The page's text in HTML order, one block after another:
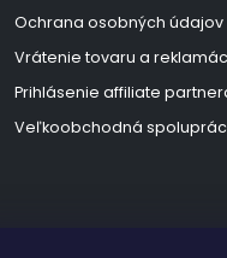
Ochrana osobných údajov
Vrátenie tovaru a
Prihlásenie affiliate
Veľkoobchodná